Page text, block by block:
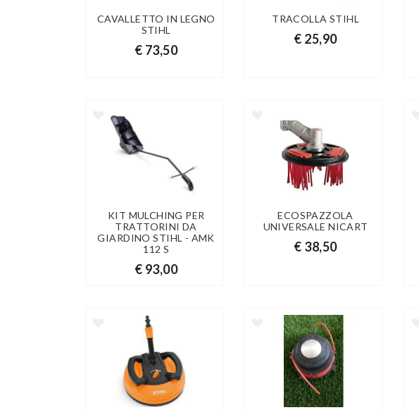
CAVALLETTO IN LEGNO
STIHL
€ 73,50
TRACOLLA STIHL
€ 25,90
KIT MULCHING PER
TRATTORINI DA
GIARDINO STIHL - AMK
112 S
€ 93,00
ECOSPAZZOLA
UNIVERSALE NICART
€ 38,50